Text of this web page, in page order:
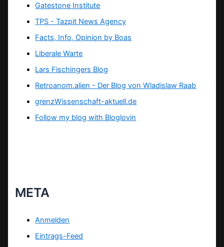
Gatestone Institute
TPS -Tazpit News Agency
Facts, Info, Opinion by Boas
Liberale Warte
Lars Fischingers Blog
Retroanom.alien - Der Blog von Wladislaw Raab
grenzWissenschaft-aktuell.de
Follow my blog with Bloglovin
META
Anmelden
Eintrags-Feed